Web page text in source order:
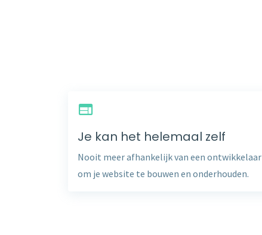
Je kan het helemaal zelf
Nooit meer afhankelijk van een ontwikkelaar
om je website te bouwen en onderhouden.